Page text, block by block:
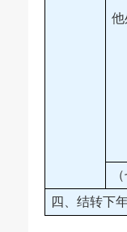
他
四、结转下